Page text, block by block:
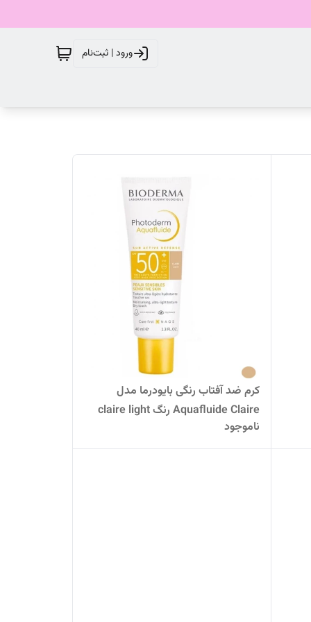
ورود | ثبت‌نام
کرم ضد آفتاب رنگی بایودرما مدل
Aquafluide Claire رنگ claire light
ناموجود